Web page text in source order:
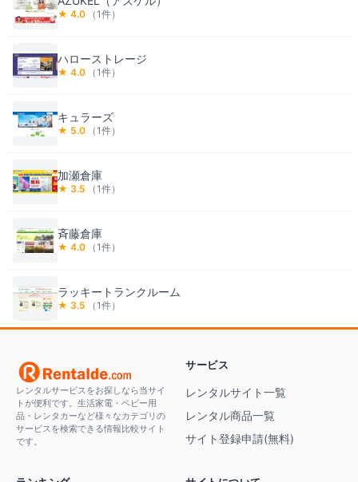
★ 4.0 （1件）
ハローストレージ
★ 4.0 （1件）
キュラーズ
★ 5.0 （1件）
加瀬倉庫
★ 3.5 （1件）
斉藤倉庫
★ 4.0 （1件）
ラッキートランクルーム
★ 3.5 （1件）
レンタルサービスをお探しなら当サイ
トが便利です。生活家電・ベビー用
品・レンタカーなど様々なカテゴリの
サービスを検索できる情報比較サイト
です。
サービス
レンタルサイト一覧
レンタル商品一覧
サイト登録申請(無料)